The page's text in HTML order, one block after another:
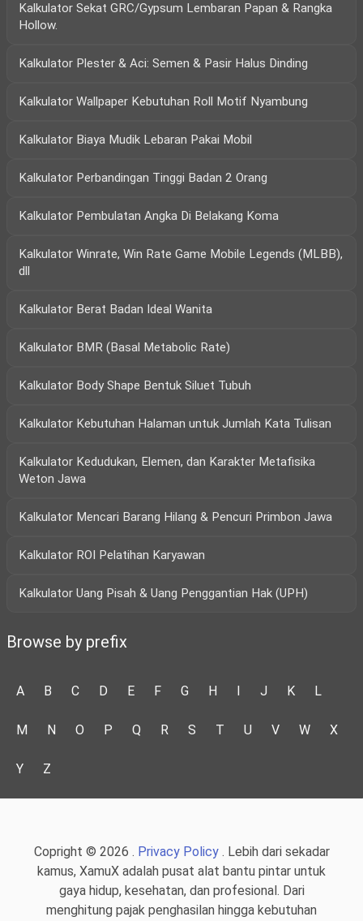
Kalkulator Sekat GRC/Gypsum Lembaran Papan & Rangka
Hollow.
Kalkulator Plester & Aci: Semen & Pasir Halus Dinding
Kalkulator Wallpaper Kebutuhan Roll Motif Nyambung
Kalkulator Biaya Mudik Lebaran Pakai Mobil
Kalkulator Perbandingan Tinggi Badan 2 Orang
Kalkulator Pembulatan Angka Di Belakang Koma
Kalkulator Winrate, Win Rate Game Mobile Legends (MLBB),
dll
Kalkulator Berat Badan Ideal Wanita
Kalkulator BMR (Basal Metabolic Rate)
Kalkulator Body Shape Bentuk Siluet Tubuh
Kalkulator Kebutuhan Halaman untuk Jumlah Kata Tulisan
Kalkulator Kedudukan, Elemen, dan Karakter Metafisika
Weton Jawa
Kalkulator Mencari Barang Hilang & Pencuri Primbon Jawa
Kalkulator ROI Pelatihan Karyawan
Kalkulator Uang Pisah & Uang Penggantian Hak (UPH)
Browse by prefix
A B C D E F G H I J K L
M N O P Q R S T U V W X
Y Z
Copright © 2026 . Privacy Policy. Lebih dari sekadar
kamus, XamuX adalah pusat alat bantu pintar untuk
gaya hidup, kesehatan, dan profesional. Dari
menghitung pajak penghasilan hingga kebutuhan